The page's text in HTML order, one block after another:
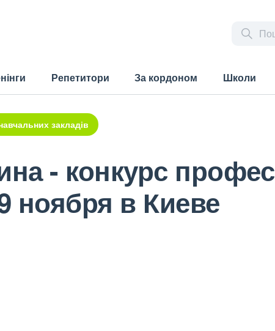
Репетитори За кордоном Школи
закладів
- конкурс
ноября в Киеве